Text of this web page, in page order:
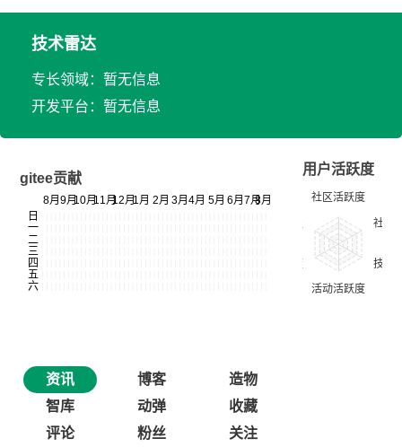
技术雷达
专长领域：暂无信息
开发平台：暂无信息
gitee贡献
用户活跃度
资讯 博客
造物
智库
动弹
收藏
评论
粉丝 关注